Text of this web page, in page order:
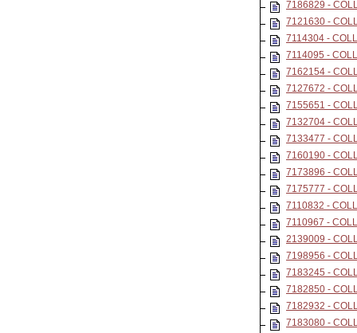
7186829 -
7121630 -
7114304 -
7114095 -
7162154 -
7127672 -
7155651 -
7132704 -
7133477 -
7160190 -
7173896 -
7175777 -
7110832 -
7110967 -
2139009 -
7198956 -
7183245 -
7182850 -
7182932 -
7183080 -